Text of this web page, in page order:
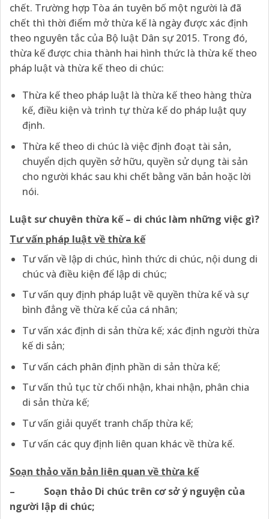
chết. Trường hợp Tòa án tuyên bố một người là đã
chết thì thời điểm mở thừa kế là ngày được xác định
theo nguyên tắc của Bộ luật Dân sự 2015. Trong đó,
thừa kế được chia thành hai hình thức là thừa kế theo
pháp luật và thừa kế theo di chúc:
Thừa kế theo pháp luật là thừa kế theo hàng thừa
kế, điều kiện và trình tự thừa kế do pháp luật quy
định.
Thừa kế theo di chúc là việc định đoạt tài sản,
chuyển dịch quyền sở hữu, quyền sử dụng tài sản
cho người khác sau khi chết bằng văn bản hoặc lời
nói.
Luật sư chuyên thừa kế – di chúc làm những việc gì?
Tư vấn pháp luật về thừa kế
Tư vấn về lập di chúc, hình thức di chúc, nội dung di
chúc và điều kiện để lập di chúc;
Tư vấn quy định pháp luật về quyền thừa kế và sự
bình đẳng về thừa kế của cá nhân;
Tư vấn xác định di sản thừa kế; xác định người thừa
kế di sản;
Tư vấn cách phân định phần di sản thừa kế;
Tư vấn thủ tục từ chối nhận, khai nhận, phân chia
di sản thừa kế;
Tư vấn giải quyết tranh chấp thừa kế;
Tư vấn các quy định liên quan khác về thừa kế.
Soạn thảo văn bản liên quan về thừa kế
– Soạn thảo Di chúc trên cơ sở ý nguyện của
người lập di chúc;